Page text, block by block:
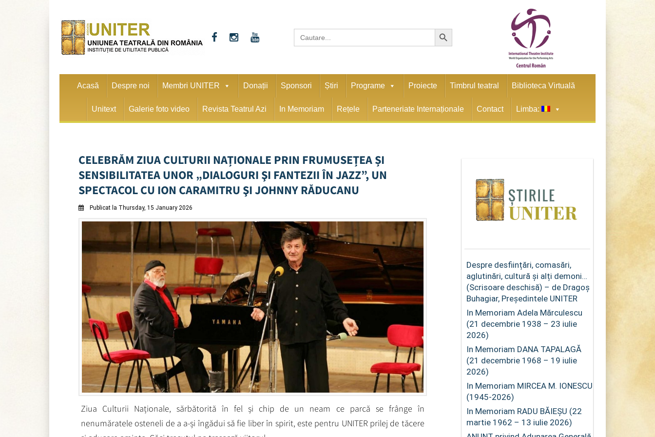
Search
for:
Search Button
Acasă Despre noi Membri UNITER Donații Sponsori Știri Programe Proiecte Timbrul teatral Biblioteca Virtuală
Unitext Galerie foto video Revista Teatrul Azi In Memoriam Rețele Parteneriate Internaționale Contact Limba:
CELEBRĂM ZIUA CULTURII NAȚIONALE PRIN FRUMUSEȚEA ȘI
SENSIBILITATEA UNOR „DIALOGURI ŞI FANTEZII ÎN JAZZ”, UN
SPECTACOL CU ION CARAMITRU ŞI JOHNNY RĂDUCANU
Publicat la Thursday, 15 January 2026
Ziua Culturii Naționale, sărbătorită în fel și chip de un neam ce parcă se frânge în
nenumăratele osteneli de a a-și îngădui să fie liber în spirit, este pentru UNITER prilej de tăcere
Despre desființări, comasări,
aglutinări, cultură și alți demoni…
(Scrisoare deschisă) – de Dragoș
Buhagiar, Președintele UNITER
In Memoriam Adela Mărculescu
(21 decembrie 1938 – 23 iulie
2026)
In Memoriam DANA TAPALAGĂ
(21 decembrie 1968 – 19 iulie
2026)
In Memoriam MIRCEA M. IONESCU
(1945-2026)
In Memoriam RADU BĂIEȘU (22
martie 1962 – 13 iulie 2026)